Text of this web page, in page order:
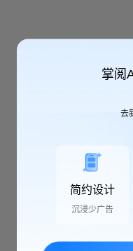
掌阅
去
简约设计
沉浸少广告